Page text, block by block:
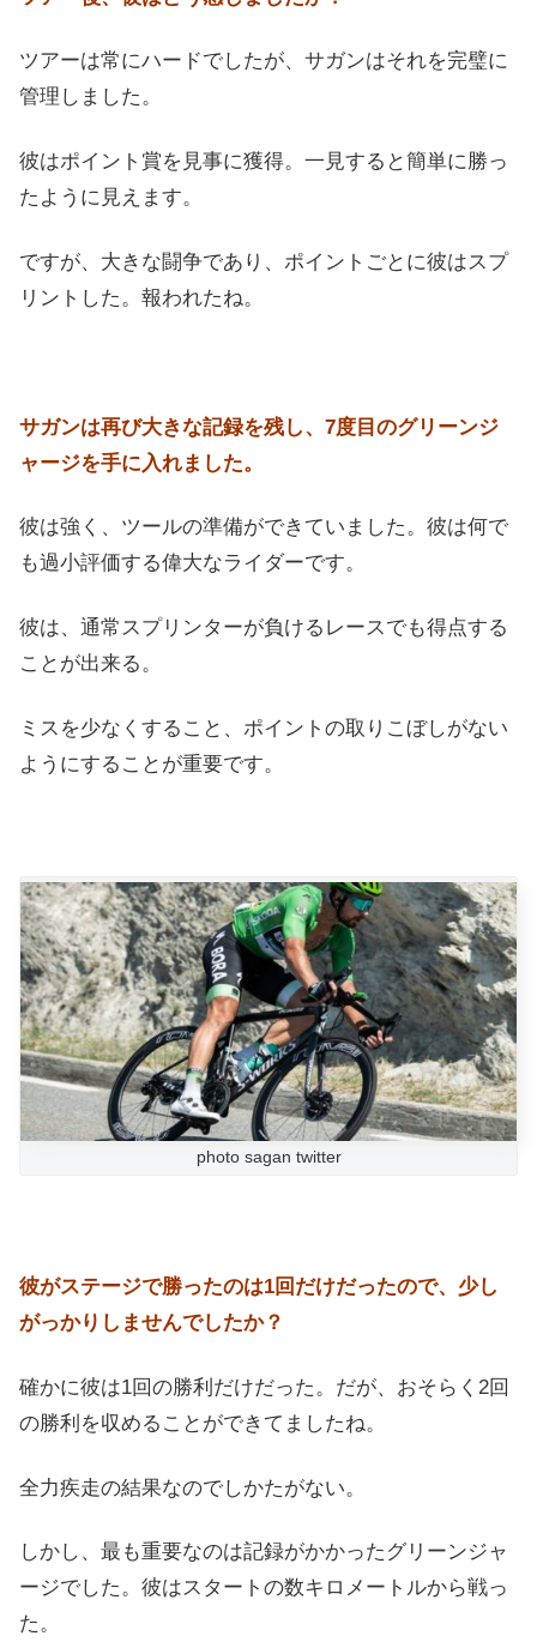
ツアーは常にハードでしたが、サガンはそれを完璧に
管理しました。
彼はポイント賞を見事に獲得。一見すると簡単に勝っ
たように見えます。
ですが、大きな闘争であり、ポイントごとに彼はスプ
リントした。報われたね。
サガンは再び大きな記録を残し、7度目のグリーンジ
ャージを手に入れました。
彼は強く、ツールの準備ができていました。彼は何で
も過小評価する偉大なライダーです。
彼は、通常スプリンターが負けるレースでも得点する
ことが出来る。
ミスを少なくすること、ポイントの取りこぼしがない
ようにすることが重要です。
photo sagan twitter
彼がステージで勝ったのは1回だけだったので、少し
がっかりしませんでしたか？
確かに彼は1回の勝利だけだった。だが、おそらく2回
の勝利を収めることができてましたね。
全力疾走の結果なのでしかたがない。
しかし、最も重要なのは記録がかかったグリーンジャ
ージでした。彼はスタートの数キロメートルから戦っ
た。